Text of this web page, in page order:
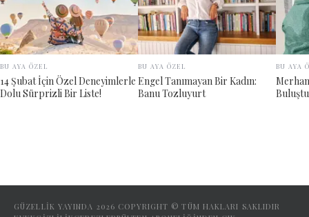
BU AYA ÖZEL
14 Şubat İçin Özel Deneyimlerle
Dolu Sürprizli Bir Liste!
BU AYA ÖZEL
Engel Tanımayan Bir Kadın:
Banu Tozluyurt
BU AYA
GÜZELLİK YAYINDA 2026 COPYRIGHT © TÜM HAKLARI SAKLIDIR